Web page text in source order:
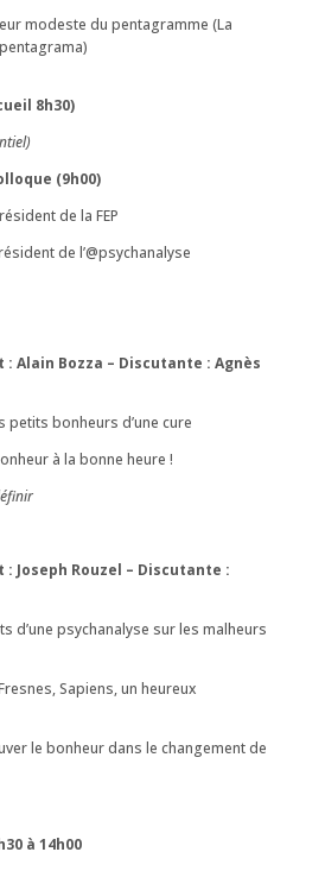
modeste du pentagramme (La
8h30)
(9h00)
de la FEP
de l’@psychanalyse
: Alain Bozza – Discutante : Agnès
petits bonheurs d’une cure
à la bonne heure !
: Joseph Rouzel – Discutante :
d’une psychanalyse sur les malheurs
Sapiens, un heureux
le bonheur dans le changement de
à 14h00